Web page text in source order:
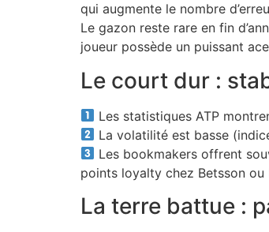
qui augmente le nombre
Le gazon reste rare en fin
joueur possède un puissant
Le court dur :
Les statistiques ATP
La volatilité est basse
Les bookmakers offrent
points loyalty chez Betsson ou
La terre battue :